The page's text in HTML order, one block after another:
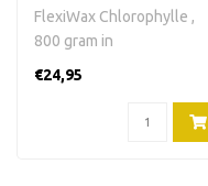
FlexiWax Chlorophylle ,
800 gram in
Verpakking: plas..
€24,95